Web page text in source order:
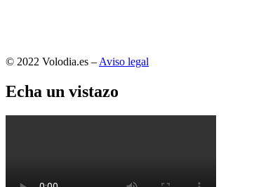
© 2022 Volodia.es – Aviso legal
Echa un vistazo